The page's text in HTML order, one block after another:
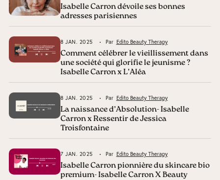
Isabelle Carron dévoile ses bonnes
adresses parisiennes
8 JAN. 2025 Par Edito Beauty Therapy
Comment célébrer le vieillissement dans
une société qui glorifie le jeunisme ?
Isabelle Carron x L’Aléa
8 JAN. 2025 Par Edito Beauty Therapy
La naissance d’Absolution- Isabelle
Carron x Ressentir de Jessica
Troisfontaine
7 JAN. 2025 Par Edito Beauty Therapy
Isabelle Carron pionnière du skincare bio
premium- Isabelle Carron X Beauty